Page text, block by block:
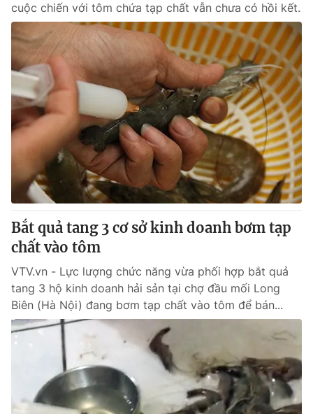
cuộc chiến với tôm chứa tạp chất vẫn chưa có hồi kết.
Bắt quả tang 3 cơ sở kinh doanh bơm tạp
chất vào tôm
VTV.vn - Lực lượng chức năng vừa phối hợp bắt quả
tang 3 hộ kinh doanh hải sản tại chợ đầu mối Long
Biên (Hà Nội) đang bơm tạp chất vào tôm để bán...